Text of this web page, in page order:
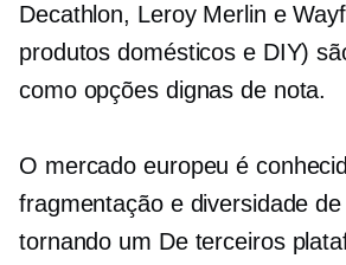
Decathlon, Leroy Merlin e
produtos domésticos e DIY)
como opções dignas de nota.
O mercado europeu é
fragmentação e diversidade
tornando um De terceiros